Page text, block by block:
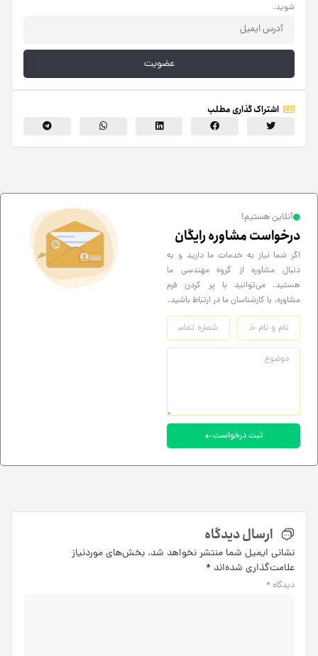
شوید.
عضویت
اشتراک گذاری مطلب
آنلاین هستیم!
درخواست مشاوره رایگان
اگر شما نیاز به خدمات ما دارید و به
دنبال مشاوره از گروه مهندسی ما
هستید، می‌توانید با پر کردن فرم
مشاوره، با کارشناسان ما در ارتباط باشید.
ثبت درخواست
ارسال دیدگاه
نشانی ایمیل شما منتشر نخواهد شد. بخش‌های موردنیاز
علامت‌گذاری شده‌اند *
دیدگاه *